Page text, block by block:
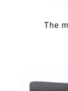
The